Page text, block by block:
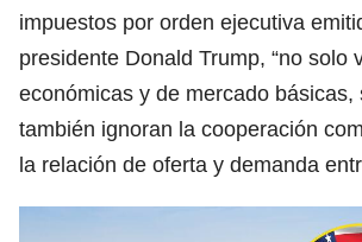
impuestos por orden ejecutiva
presidente Donald Trump, “no solo
económicas y de mercado básicas,
también ignoran la cooperación
la relación de oferta y demanda